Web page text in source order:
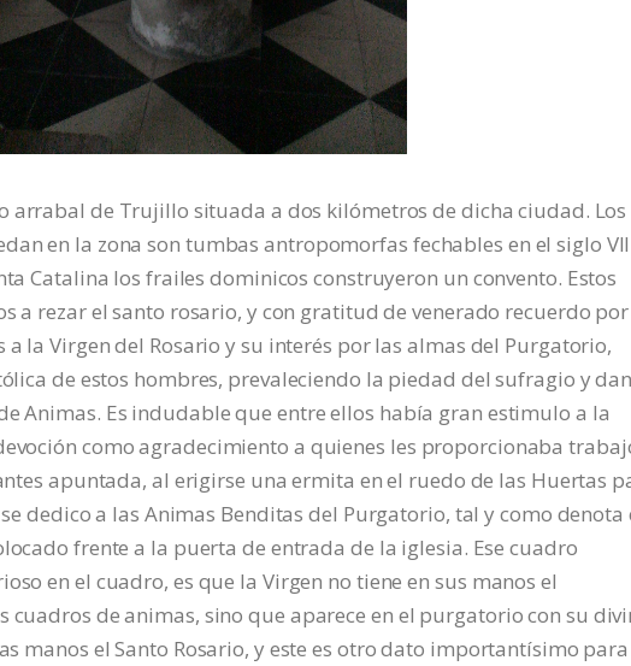
arrabal de Trujillo situada a dos kilómetros de dicha ciudad. Los
en la zona son tumbas antropomorfas fechables en el siglo VII
Catalina los frailes dominicos construyeron un convento. Estos
a rezar el santo rosario, y con gratitud de venerado recuerdo
a la Virgen del Rosario y su interés por las almas del Purgatorio,
de estos hombres, prevaleciendo la piedad del sufragio y
Animas. Es indudable que entre ellos había gran estimulo a la
como agradecimiento a quienes les proporcionaba
apuntada, al erigirse una ermita en el ruedo de las Huertas
dedico a las Animas Benditas del Purgatorio, tal y como denota
frente a la puerta de entrada de la iglesia. Ese cuadro
en el cuadro, es que la Virgen no tiene en sus manos el
cuadros de animas, sino que aparece en el purgatorio con su
manos el Santo Rosario, y este es otro dato importantísimo para